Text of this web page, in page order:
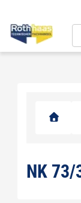
NK 73/